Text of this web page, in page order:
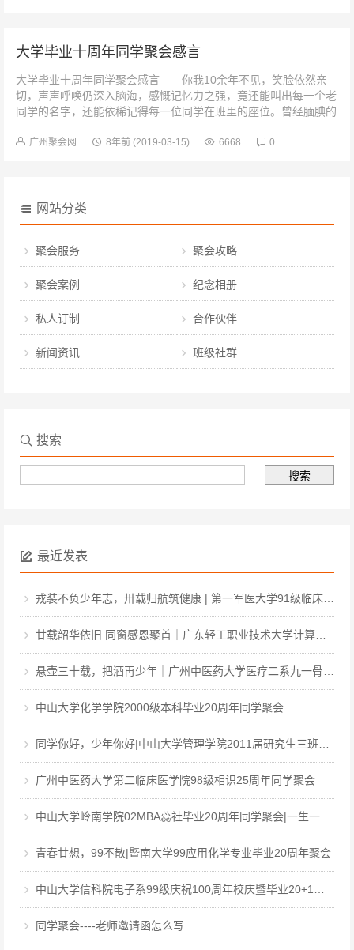
大学毕业十周年同学聚会感言
大学毕业十周年同学聚会感言 你我10余年不见，笑脸依然亲
切，声声呼唤仍深入脑海，感慨记忆力之强，竟还能叫出每一个老
同学的名字，还能依稀记得每一位同学在班里的座位。曾经腼腆的
广州聚会网 8年前 (2019-03-15) 6668 0
网站分类
聚会服务 聚会攻略
聚会案例 纪念相册
私人订制 合作伙伴
新闻资讯 班级社群
搜索
最近发表
戎装不负少年志，卅载归航筑健康 | 第一军医大学91级临床·中医·医工本科毕业三十周年聚会
廿载韶华依旧 同窗感恩聚首｜广东轻工职业技术大学计算机软件031班毕业二十周年聚会
悬壶三十载，把酒再少年｜广州中医药大学医疗二系九一骨伤毕业三十周年聚会
中山大学化学学院2000级本科毕业20周年同学聚会
同学你好，少年你好|中山大学管理学院2011届研究生三班毕业12周年同学聚会
广州中医药大学第二临床医学院98级相识25周年同学聚会
中山大学岭南学院02MBA蕊社毕业20周年同学聚会|一生一世，中大百年回眸，岭南廿载聚首
青春廿想，99不散|暨南大学99应用化学专业毕业20周年聚会
中山大学信科院电子系99级庆祝100周年校庆暨毕业20+1周年聚会
同学聚会----老师邀请函怎么写